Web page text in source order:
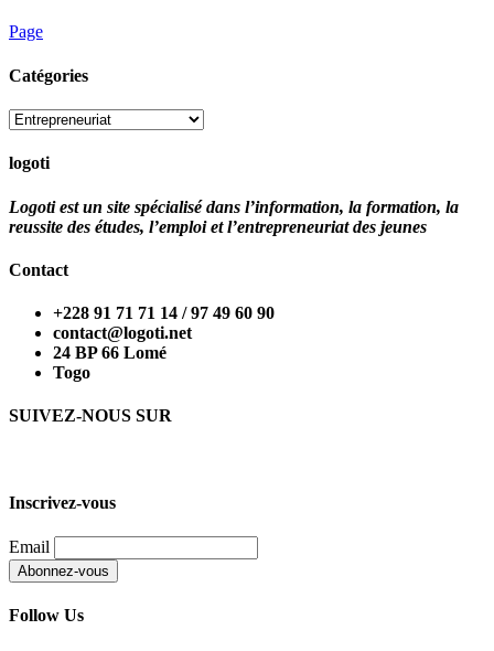
Page
Catégories
Catégories
logoti
Logoti est un site spécialisé dans l’information, la formation, la
reussite des études, l’emploi et l’entrepreneuriat des jeunes
Contact
+228 91 71 71 14 / 97 49 60 90
contact@logoti.net
24 BP 66 Lomé
Togo
SUIVEZ-NOUS SUR
Inscrivez-vous
Email
Follow Us